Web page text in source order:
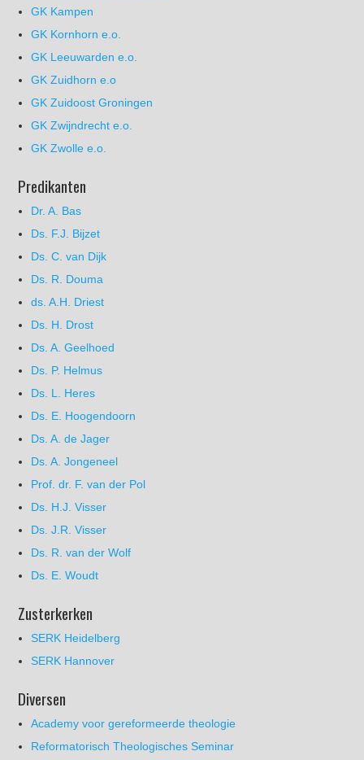
GK Kampen
GK Kornhorn e.o.
GK Leeuwarden e.o.
GK Zuidhorn e.o
GK Zuidoost Groningen
GK Zwijndrecht e.o.
GK Zwolle e.o.
Predikanten
Dr. A. Bas
Ds. F.J. Bijzet
Ds. C. van Dijk
Ds. R. Douma
ds. A.H. Driest
Ds. H. Drost
Ds. A. Geelhoed
Ds. P. Helmus
Ds. L. Heres
Ds. E. Hoogendoorn
Ds. A. de Jager
Ds. A. Jongeneel
Prof. dr. F. van der Pol
Ds. H.J. Visser
Ds. J.R. Visser
Ds. R. van der Wolf
Ds. E. Woudt
Zusterkerken
SERK Heidelberg
SERK Hannover
Diversen
Academy voor gereformeerde theologie
Reformatorisch Theologisches Seminar